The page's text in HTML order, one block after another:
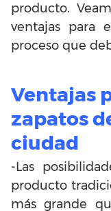
producto.
ventajas para
proceso que
Ventajas
zapatos
ciudad
-Las
producto
más grande